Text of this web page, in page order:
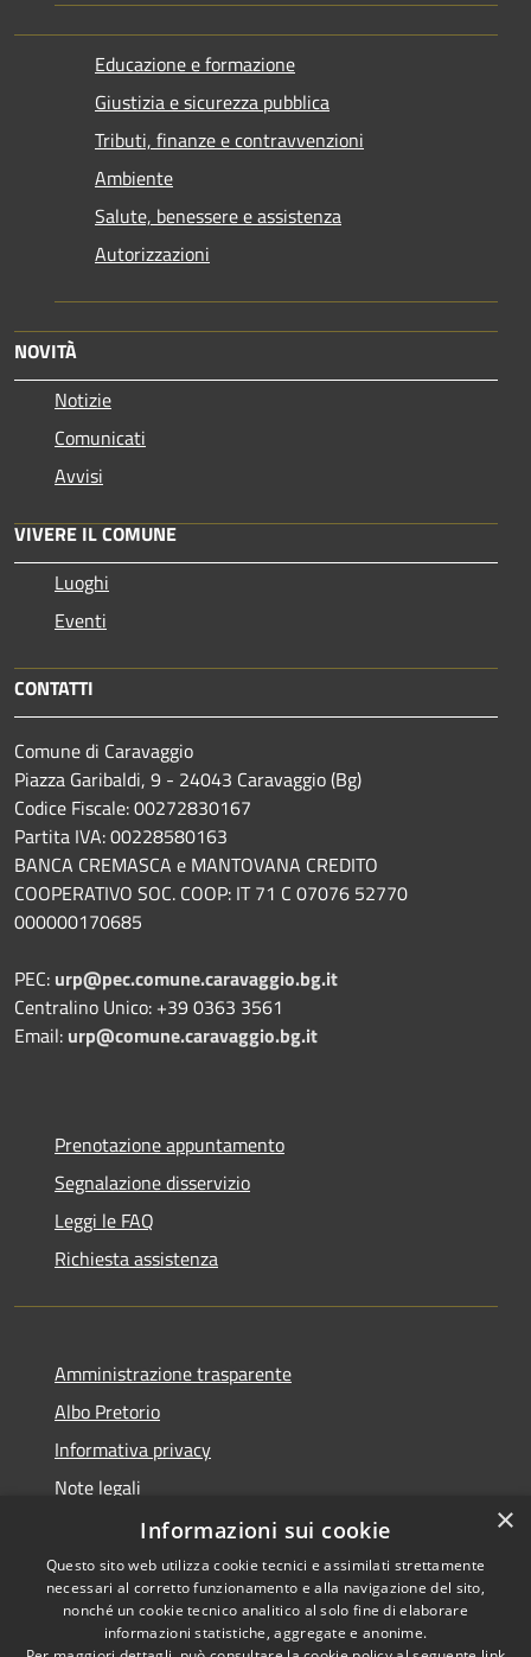
Educazione e formazione
Giustizia e sicurezza pubblica
Tributi, finanze e contravvenzioni
Ambiente
Salute, benessere e assistenza
Autorizzazioni
NOVITÀ
Notizie
Comunicati
Avvisi
VIVERE IL COMUNE
Luoghi
Eventi
CONTATTI
Comune di Caravaggio
Piazza Garibaldi, 9 - 24043 Caravaggio (Bg)
Codice Fiscale: 00272830167
Partita IVA: 00228580163
BANCA CREMASCA e MANTOVANA CREDITO
COOPERATIVO SOC. COOP: IT 71 C 07076 52770
000000170685
PEC: urp@pec.comune.caravaggio.bg.it
Centralino Unico: +39 0363 3561
Email: urp@comune.caravaggio.bg.it
Prenotazione appuntamento
Segnalazione disservizio
Leggi le FAQ
Richiesta assistenza
Amministrazione trasparente
Albo Pretorio
Informativa privacy
Note legali
Dichiarazione di accessibilità
RSS Copyright © 2026 • Comune di
×
Informazioni sui cookie
Questo sito web utilizza cookie tecnici e assimilati strettamente
necessari al corretto funzionamento e alla navigazione del sito,
nonché un cookie tecnico analitico al solo fine di elaborare
informazioni statistiche, aggregate e anonime.